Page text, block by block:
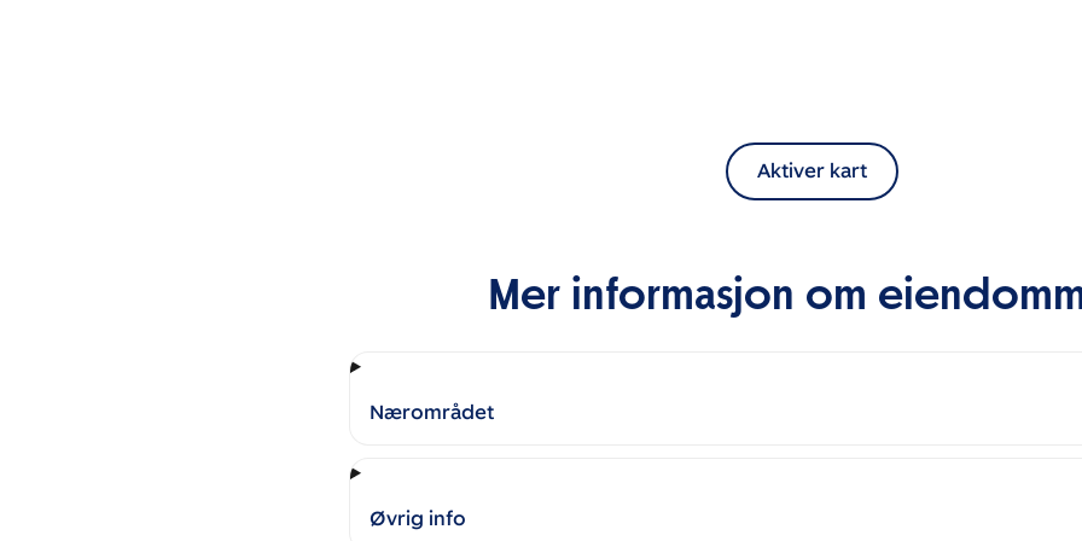
Aktiver kart
Mer informasjon om
Nærområdet
Øvrig info